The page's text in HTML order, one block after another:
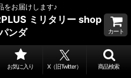
をお届けします♪
ミリタリー shop
ンダ
カート
お気に入り X（旧Twitter） 商品検索